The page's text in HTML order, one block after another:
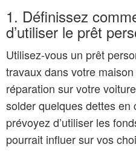
1. Définissez
d’utiliser le prêt
Utilisez-vous un prêt
travaux dans votre
réparation sur votre
solder quelques dettes
prévoyez d’utiliser les
pourrait influer sur vos